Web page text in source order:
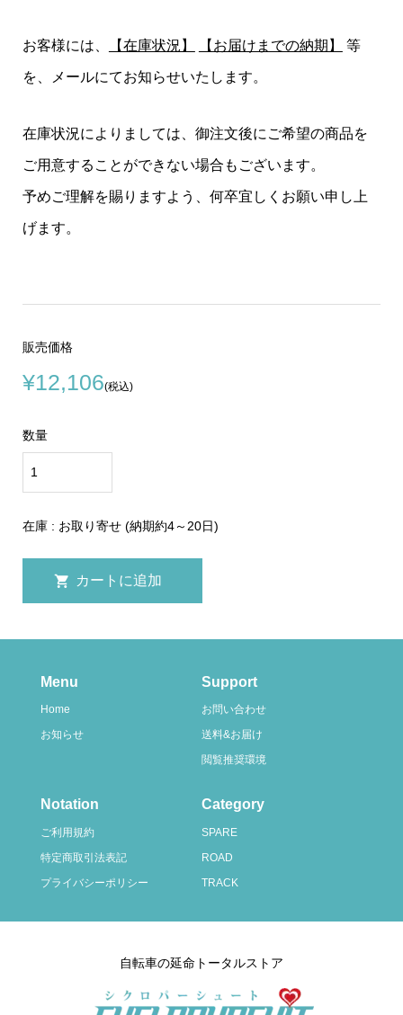
お客様には、 【在庫状況】 【お届けまでの納期】 等
を、メールにてお知らせいたします。
在庫状況によりましては、御注文後にご希望の商品を
ご用意することができない場合もございます。
予めご理解を賜りますよう、何卒宜しくお願い申し上
げます。
販売価格
¥12,106(税込)
数量
在庫 : お取り寄せ (納期約4～20日)
Menu
Home
お知らせ
Support
お問い合わせ
送料&お届け
閲覧推奨環境
Notation
ご利用規約
特定商取引法表記
プライバシーポリシー
Category
SPARE
ROAD
TRACK
自転車の延命トータルストア